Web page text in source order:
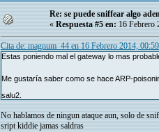
Re: se puede sniffear algo
« Respuesta #5 en: 16 Febrero
Cita de: magnum_44 en 16 Febrero 2014,
Estas poniendo mal el gateway lo mas
Me gustaría saber como se hace ARP-
salu2.
No hablamos de ningun ataque aun, solo de
sript kiddie jamas saldras